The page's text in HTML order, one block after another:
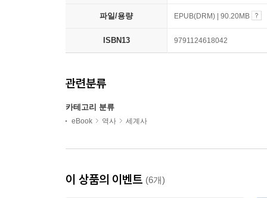
파일/용량 EPUB(DRM) | 90.20MB
ISBN13 9791124618042
관련분류
카테고리 분류
eBook 역사 세계사
이 상품의 이벤트 (6개)